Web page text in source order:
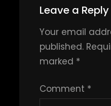
Leave a Reply
Your email
published.
marked *
Comment *